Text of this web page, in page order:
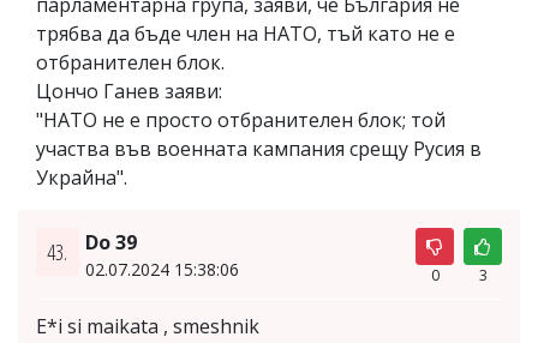
трябва да бъде член на НАТО, тъй като не е
отбранителен блок.
Цончо Ганев заяви:
"НАТО не е просто отбранителен блок; той
участва във военната кампания срещу Русия в
Украйна".
43. Do 39
02.07.2024 15:38:06 0 3
E*i si maikata , smeshnik